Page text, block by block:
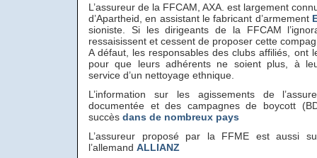
L’assureur de la FFCAM, AXA. est largement
d’Apartheid, en assistant le fabricant d’armement
sioniste. Si les dirigeants de la FFCAM
ressaisissent et cessent de proposer cette
A défaut, les responsables des clubs affiliés, ont
pour que leurs adhérents ne soient plus, à
service d’un nettoyage ethnique.
L’information sur les agissements de
documentée et des campagnes de boycott
succès dans de nombreux pays
L’assureur proposé par la FFME est aussi
l’allemand ALLIANZ